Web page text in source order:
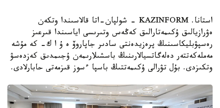
استانا. KAZINFORM - شولپان-اتا قالاسىندا وتكەن
ەۋرازيالىق ۇكىمەتارالىق كەڭەس وتىرىسى اياسىندا قىرعىز
رەسپۋبليكاسىنىڭ پرەزيدەنتى سادىر جاپاروۆ ە ۇ ا ك- كە مۇشە
مەملەكەتتەر دەلەگاتسيالارىنىڭ باسشىلارىمەن ۇجىمدىق كەزدەسۋ
وتكىزدى. بۇل تۋرالى ۇكىمەتتىڭ باسپا ءسوز قىزمەتى حابارلادى.